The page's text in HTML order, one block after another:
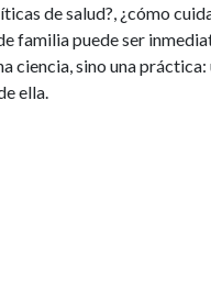
de salud?, ¿cómo
familia puede ser
ciencia, sino una
ella.